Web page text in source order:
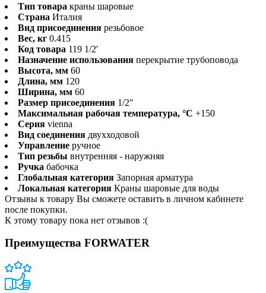
Тип товара краны шаровые
Страна Италия
Вид присоединения резьбовое
Вес, кг 0.415
Код товара 119 1/2'
Назначение использования перекрытие трубоповода
Высота, мм 60
Длина, мм 120
Ширина, мм 60
Размер присоединения 1/2"
Максимальная рабочая температура, °С +150
Серия vienna
Вид соединения двухходовой
Управление ручное
Тип резьбы внутренняя - наружняя
Ручка бабочка
Глобальная категория Запорная арматура
Локальная категория Краны шаровые для воды
Отзывы к товару Вы сможете оставить в личном кабинете
после покупки.
К этому товару пока нет отзывов :(
Преимущества FORWATER